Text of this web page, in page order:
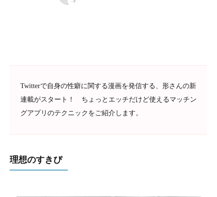
Twitterで自身の性癖に関する漫画を発信する、形さんの新
連載がスタート！ ちょっとエッチだけど使えるマッチン
グアプリのテクニックをご紹介します。
理想のすきぴ